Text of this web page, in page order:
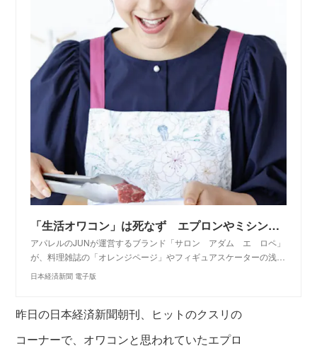
「生活オワコン」は死なず エプロンやミシン復権
アパレルのJUNが運営するブランド「サロン アダム エ ロペ」
が、料理雑誌の「オレンジページ」やフィギュアスケーターの浅…
日本経済新聞 電子版
昨日の日本経済新聞朝刊、ヒットのクスリの
コーナーで、オワコンと思われていたエプロ